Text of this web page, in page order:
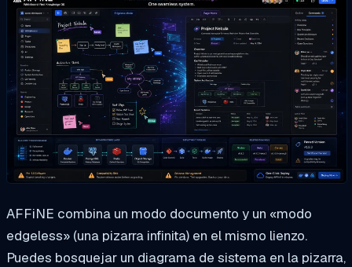
AFFiNE combina un modo documento y un «modo
edgeless» (una pizarra infinita) en el mismo lienzo.
Puedes bosquejar un diagrama de sistema en la pizarra,